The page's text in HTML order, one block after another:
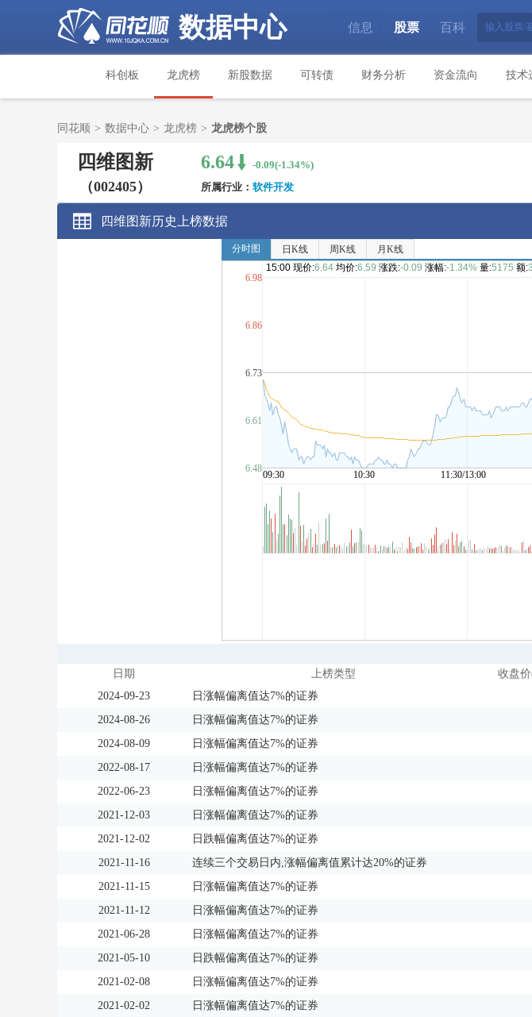
数据中心 信息 股票 百科
科创板 龙虎榜 新股数据 可转债 财务分析 资金流向 技术
同花顺 > 数据中心 > 龙虎榜 > 龙虎榜个股
四维图新
（002405）
6.64
-0.09(-1.34%)
所属行业： 软件开发
四维图新历史上榜数据
日期 上榜类型 收盘
2024-09-23
日涨幅偏离值达7%的证券
2024-08-26
日涨幅偏离值达7%的证券
2024-08-09
日涨幅偏离值达7%的证券
2022-08-17
日涨幅偏离值达7%的证券
2022-06-23
日涨幅偏离值达7%的证券
2021-12-03
日涨幅偏离值达7%的证券
2021-12-02
日跌幅偏离值达7%的证券
2021-11-16
连续三个交易日内,涨幅偏离值累计达20%的证券
2021-11-15
日涨幅偏离值达7%的证券
2021-11-12
日涨幅偏离值达7%的证券
2021-06-28
日涨幅偏离值达7%的证券
2021-05-10
日跌幅偏离值达7%的证券
2021-02-08
日涨幅偏离值达7%的证券
2021-02-02
日涨幅偏离值达7%的证券